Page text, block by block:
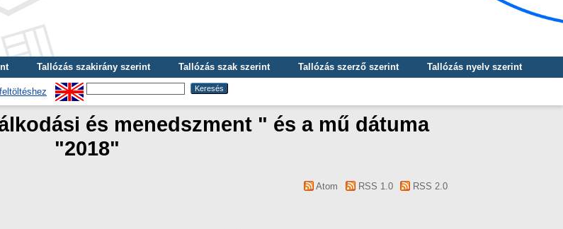
Tallózás szakirány szerint Tallózás szak szerint Tallózás szerző szerint
Tallózás nyelv szerint
és menedszment " és a mű dátuma
"2018"
Atom RSS 1.0 RSS 2.0